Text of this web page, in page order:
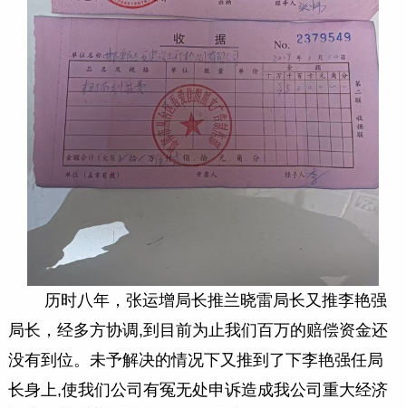
历时八年，张运增局长推兰晓雷局长又推李艳强
局长，经多方协调,到目前为止我们百万的赔偿资金还
没有到位。未予解决的情况下又推到了下李艳强任局
长身上,使我们公司有冤无处申诉造成我公司重大经济